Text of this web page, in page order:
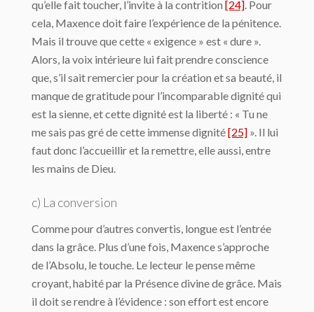
qu’elle fait toucher, l’invite à la contrition [24]. Pour
cela, Maxence doit faire l’expérience de la pénitence.
Mais il trouve que cette « exigence » est « dure ».
Alors, la voix intérieure lui fait prendre conscience
que, s’il sait remercier pour la création et sa beauté, il
manque de gratitude pour l’incomparable dignité qui
est la sienne, et cette dignité est la liberté : « Tu ne
me sais pas gré de cette immense dignité[25] ». Il lui
faut donc l’accueillir et la remettre, elle aussi, entre
les mains de Dieu.
c) La conversion
Comme pour d’autres convertis, longue est l’entrée
dans la grâce. Plus d’une fois, Maxence s’approche
de l’Absolu, le touche. Le lecteur le pense même
croyant, habité par la Présence divine de grâce. Mais
il doit se rendre à l’évidence : son effort est encore